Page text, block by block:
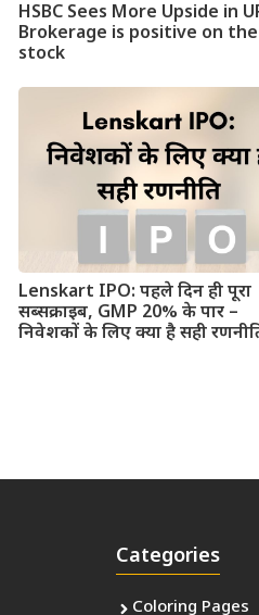
HSBC Sees More Upside in
Brokerage is positive on the
stock
Lenskart IPO: पहले दिन ही पूरा
सब्सक्राइब, GMP 20% के पार –
निवेशकों के लिए क्या है सही
Categories
Coloring Pages